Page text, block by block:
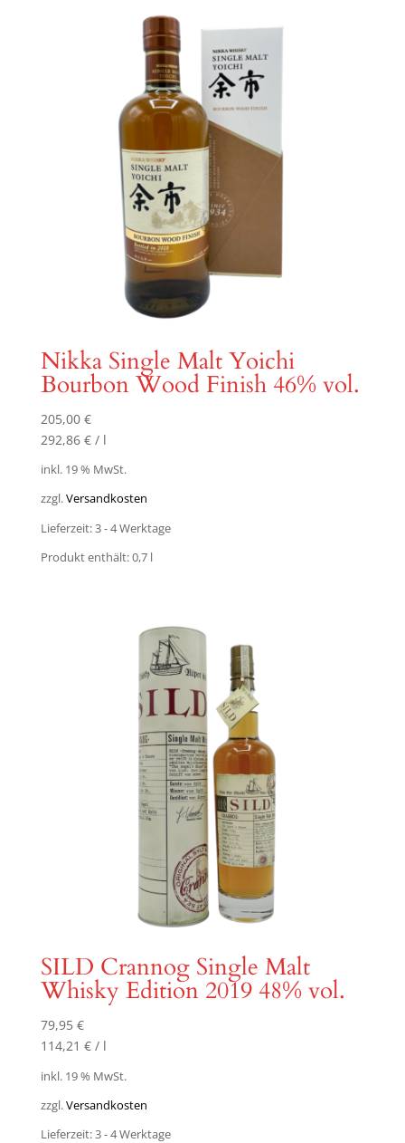
Nikka Single Malt Yoichi
Bourbon Wood Finish 46% vol.
205,00 €
292,86 €/ l
inkl. 19 % MwSt.
zzgl.Versandkosten
Lieferzeit:3 - 4 Werktage
Produkt enthält: 0,7 l
SILD Crannog Single Malt
Whisky Edition 2019 48% vol.
79,95 €
114,21 €/ l
inkl. 19 % MwSt.
zzgl.Versandkosten
Lieferzeit:3 - 4 Werktage